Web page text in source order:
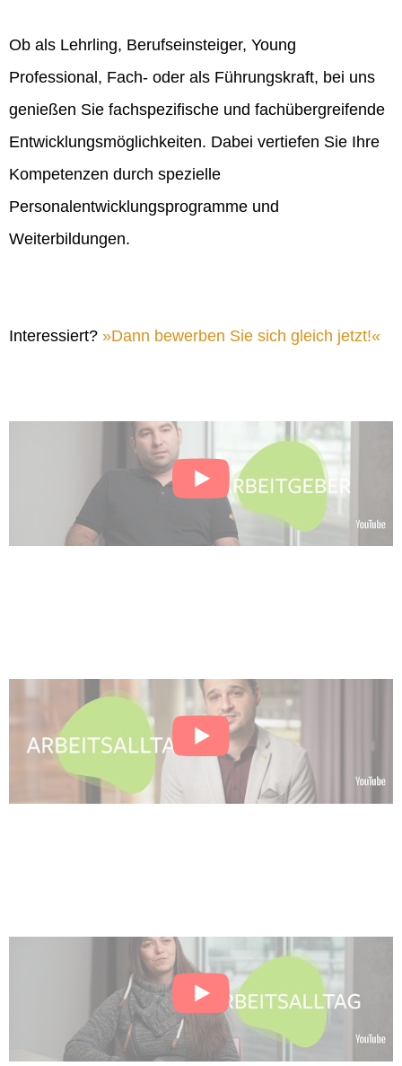
Ob als Lehrling, Berufseinsteiger, Young
Professional, Fach- oder als Führungskraft, bei uns
genießen Sie fachspezifische und fachübergreifende
Entwicklungsmöglichkeiten. Dabei vertiefen Sie Ihre
Kompetenzen durch spezielle
Personalentwicklungsprogramme und
Weiterbildungen.
Interessiert? Dann bewerben Sie sich gleich jetzt!